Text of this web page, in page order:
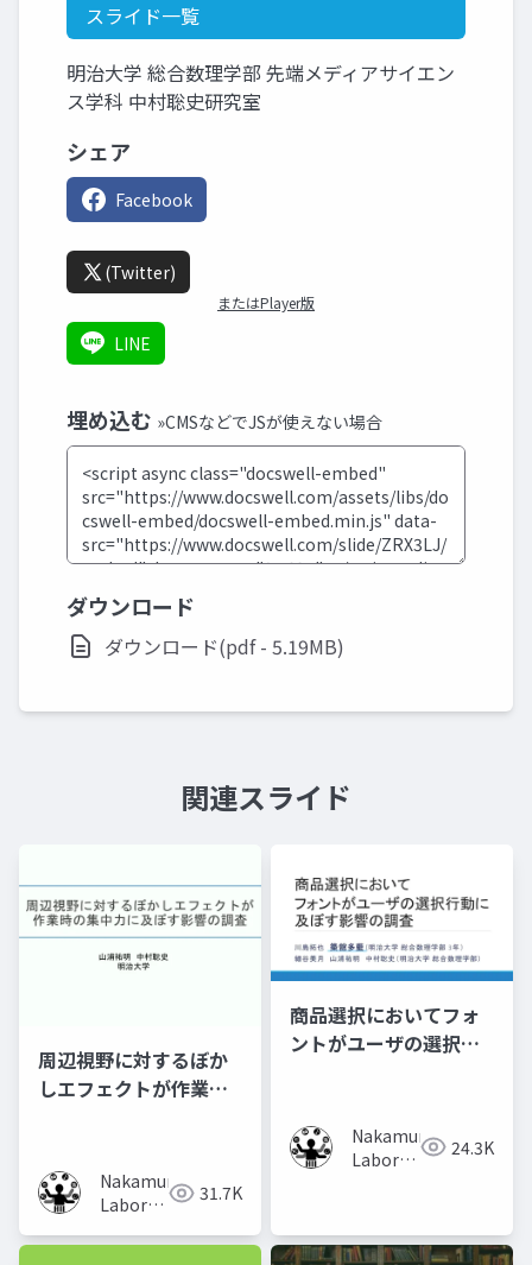
スライド一覧
明治大学 総合数理学部 先端メディアサイエン
ス学科 中村聡史研究室
シェア
Facebook
(Twitter)
またはPlayer版
LINE
埋め込む »CMSなどでJSが使えない場合
ダウンロード
ダウンロード(pdf - 5.19MB)
関連スライド
周辺視野に対するぼか
しエフェクトが作業時
Nakamura
Laboratory
University)
31.7K
商品選択においてフォ
ントがユーザの選択行
Nakamura
Laboratory 24.3K